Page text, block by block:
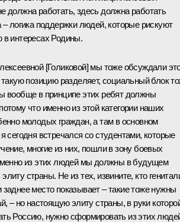
должна работать, здесь должна работать
– логика поддержки людей, которые рискуют
в интересах Родины.
[Голиковой] мы тоже обсуждали
такую позицию разделяет, социальный блок
вообще в принципе этих ребят должны
что именно из этой категории наших
молодых граждан, а там в основном
сегодня встречался со студентами, которые
многие из них, пошли в зону боевых
из этих людей мы должны в будущем
страны. Не из тех, извините, кто
место показывает – такие тоже нужны
– но настоящую элиту страны, в руки
Россию, нужно сформировать из этих